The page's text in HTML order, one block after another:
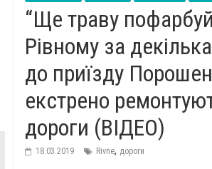
“Ще траву
Рівному за
до приїзду
екстрено
дороги (ВІДЕО)
18.03.2019 Rivne, дороги